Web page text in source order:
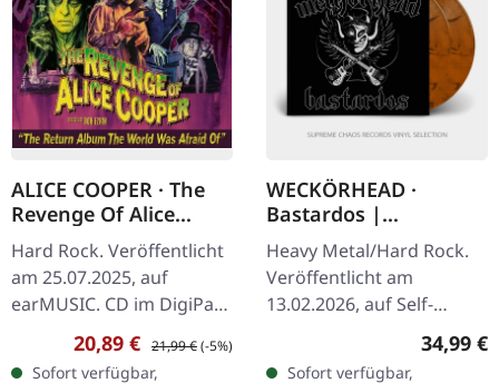
ALICE COOPER · The
Revenge Of Alice
Cooper | DIGIPAK CD
Hard Rock. Veröffentlicht
am 25.07.2025, auf
earMUSIC. CD im DigiPak
mit 16-seitigem Booklet.
Der Meister des
Verkaufspreis:
20,89 € Regulärer Preis:
21,99 €(-5%)
Sofort verfügbar,
WECKÖRHEAD ·
Bastardos |
ORANGE/BLACK 2LP
Heavy Metal/Hard Rock.
Veröffentlicht am
13.02.2026, auf Self-
34,99 €
Sofort verfügbar,